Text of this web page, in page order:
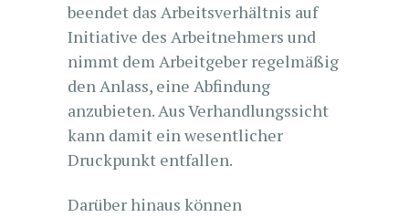
beendet das Arbeitsverhältnis auf
Initiative des Arbeitnehmers und
nimmt dem Arbeitgeber regelmäßig
den Anlass, eine Abfindung
anzubieten. Aus Verhandlungssicht
kann damit ein wesentlicher
Druckpunkt entfallen.
Darüber hinaus können